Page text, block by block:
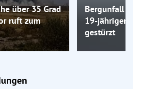
über 35 Grad
ruft zum
Bergunfall am
19-jähriger
gestürzt